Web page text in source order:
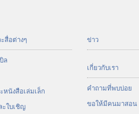
สื่อต่างๆ
ล
หนังสือ​เล่ม​เล็ก
ใบ​เชิญ
ข่าว
เกี่ยว​กับ​เรา
คำถามที่พบบ่อย
ขอ​ให้​มี​คน​มา​สอน